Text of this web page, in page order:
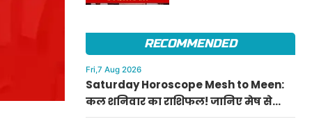
गठबंधन के मायने
RECOMMENDED
Fri,7 Aug 2026
Saturday Horoscope Mesh to Meen:
कल शनिवार का राशिफल! जानिए मेष से
मीन राशि वालों के लिए कैसा रहेगा दिन, किसे